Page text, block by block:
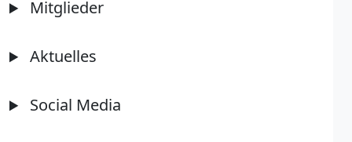
Mitglieder
Aktuelles
Social Media